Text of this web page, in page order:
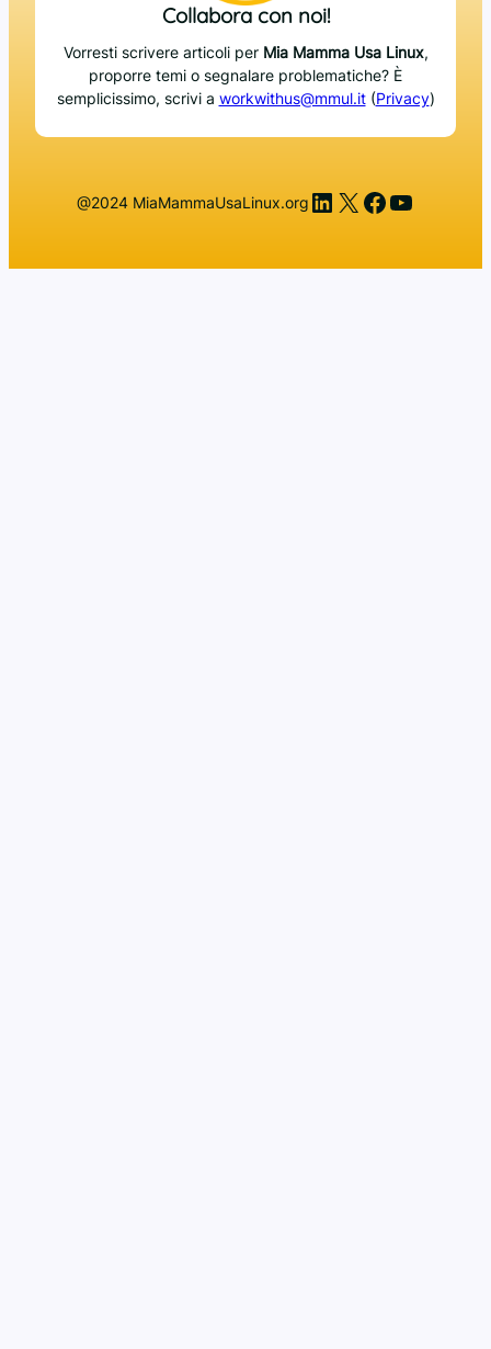
Collabora con noi!
Vorresti scrivere articoli per Mia Mamma Usa Linux,
proporre temi o segnalare problematiche? È
semplicissimo, scrivi a workwithus@mmul.it(Privacy)
@2024 MiaMammaUsaLinux.org LinkedIn
X Facebook